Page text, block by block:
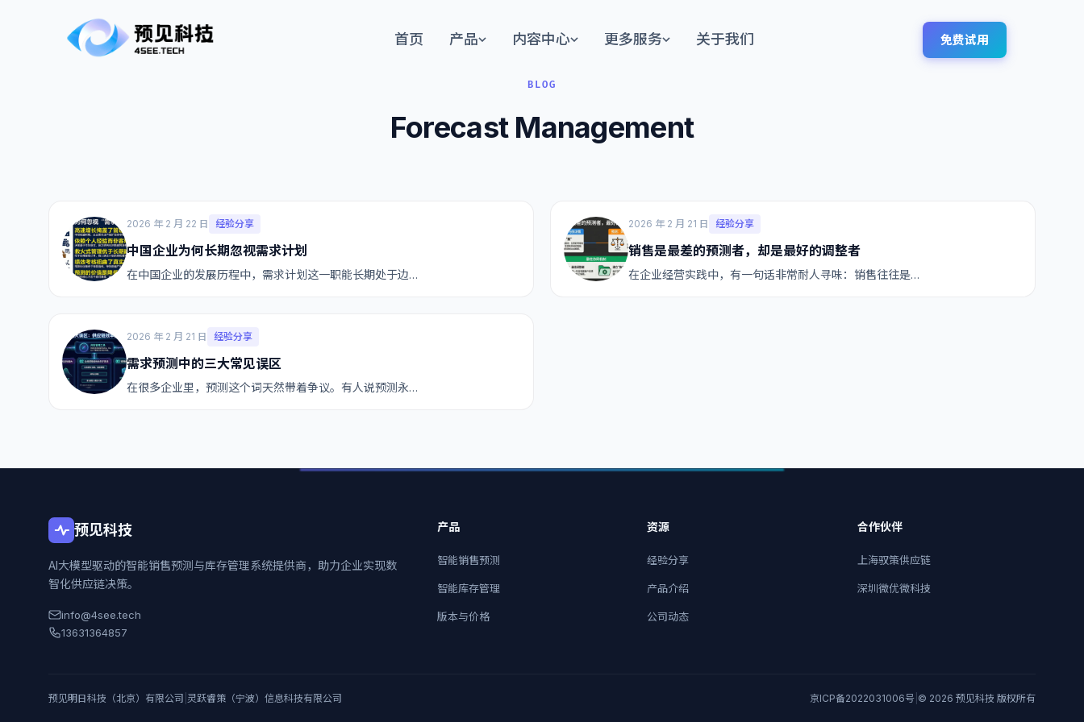
首页 产品 内容中心 更多服务 关于我们 免费试用
BLOG
Forecast Management
2026 年 2 月 22 日 经验分享
中国企业为何长期忽视需求计划
在中国企业的发展历程中，需求计划这一职能长期处于边…
2026 年 2 月 21 日 经验分享
销售是最差的预测者，却是最好的调整者
在企业经营实践中，有一句话非常耐人寻味：销售往往是…
2026 年 2 月 21 日 经验分享
需求预测中的三大常见误区
在很多企业里，预测这个词天然带着争议。有人说预测永…
预见科技
AI大模型驱动的智能销售预测与库存管理系统提供商，助力企业实现数
智化供应链决策。
info@4see.tech
13631364857
产品
智能销售预测
智能库存管理
版本与价格
资源
经验分享
产品介绍
公司动态
合作伙伴
上海驭策供应链
深圳微优微科技
预见明日科技（北京）有限公司 灵跃睿策（宁波）信息科技有限公司 京ICP备2022031006号 © 2026 预见科技 版权所有